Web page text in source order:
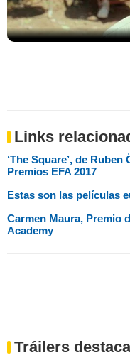
Links
‘The Square’, de
Premios EFA 2017
Estas son las películas
Carmen Maura, Premio
Academy
Tráilers